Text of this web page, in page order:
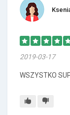
2019-03-17
WSZYSTKO